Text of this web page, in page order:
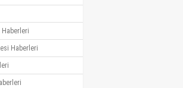
Haberleri
Haberleri